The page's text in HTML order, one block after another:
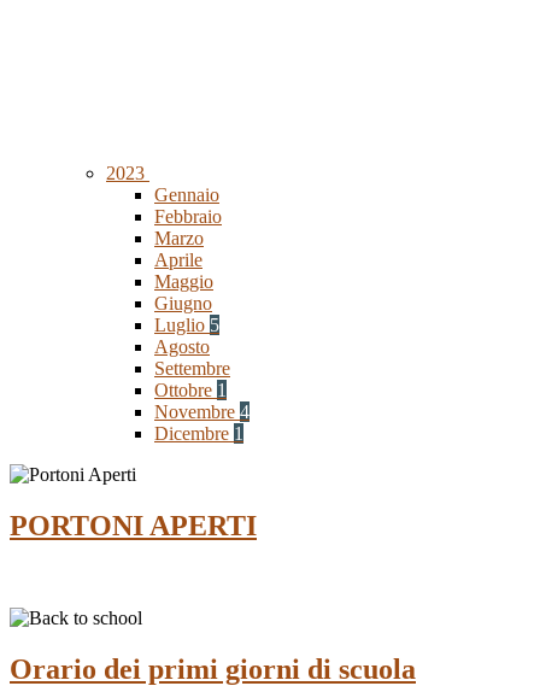
2023
Gennaio
Febbraio
Marzo
Aprile
Maggio
Giugno
Luglio 5
Agosto
Settembre
Ottobre 1
Novembre 4
Dicembre 1
PORTONI APERTI
Orario dei primi giorni di scuola